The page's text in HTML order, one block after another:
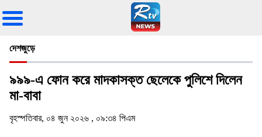
দেশজুড়ে
৯৯৯-এ ফোন করে মাদকাসক্ত ছেলেকে পুলিশে দিলেন
মা-বাবা
বৃহস্পতিবার, ০৪ জুন ২০২৬ , ০৯:৩৪ পিএম